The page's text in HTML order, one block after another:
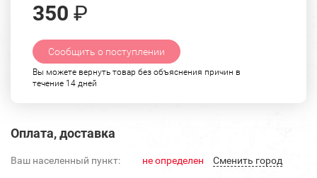
350 ₽
Сообщить о поступлении
Вы можете вернуть товар без объяснения причин в
течение 14 дней
Оплата, доставка
Ваш населенный пункт: не определен Cменить город